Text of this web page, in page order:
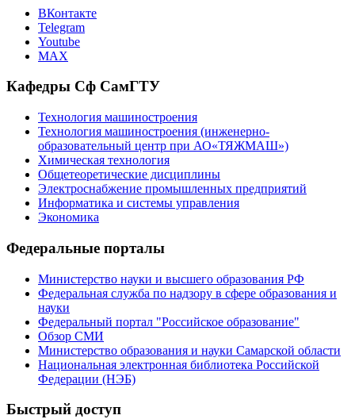
ВКонтакте
Telegram
Youtube
MAX
Кафедры Сф СамГТУ
Технология машиностроения
Технология машиностроения (инженерно-
образовательный центр при АО«ТЯЖМАШ»)
Химическая технология
Общетеоретические дисциплины
Электроснабжение промышленных предприятий
Информатика и системы управления
Экономика
Федеральные порталы
Министерство науки и высшего образования РФ
Федеральная служба по надзору в сфере образования и
науки
Федеральный портал "Российское образование"
Обзор СМИ
Министерство образования и науки Самарской области
Национальная электронная библиотека Российской
Федерации (НЭБ)
Быстрый доступ